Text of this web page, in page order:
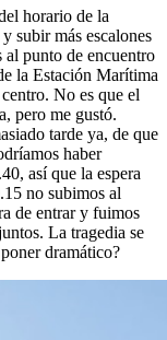
horario de la
subir más escalones
al punto de encuentro
la Estación Marítima
No es que el
pero me gustó.
tarde ya, de que
haber
así que la espera
no subimos al
de entrar y fuimos
La tragedia se
dramático?